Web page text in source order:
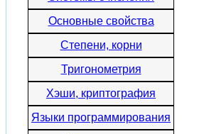
Основные свойства
Степени, корни
Тригонометрия
Хэши, криптография
Языки программирования